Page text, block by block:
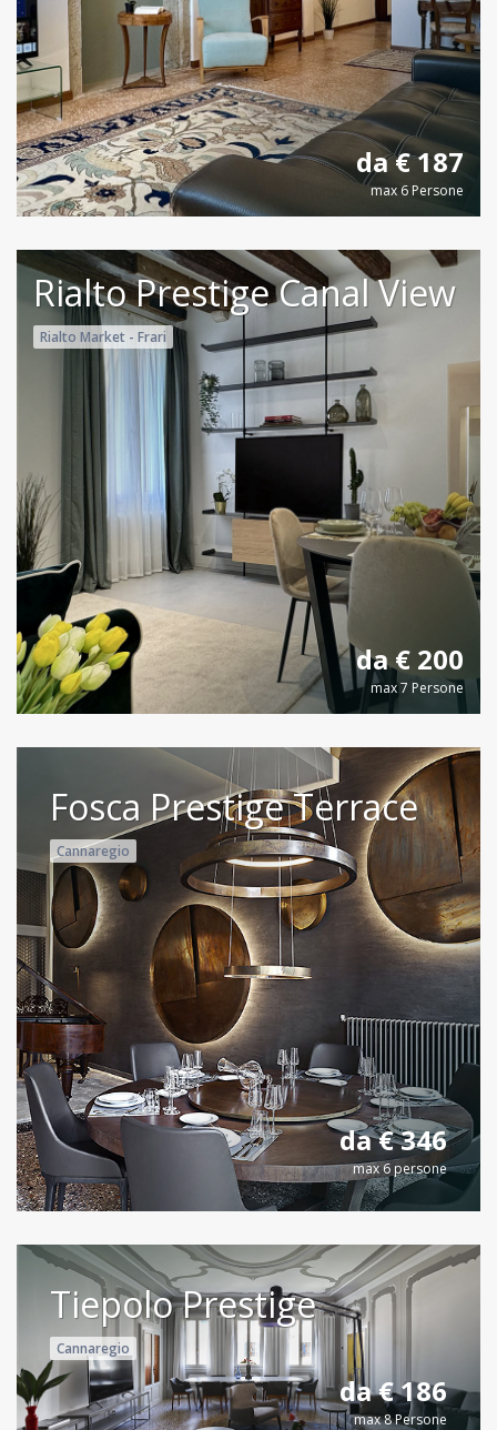
da € 187
max 6 Persone
Rialto Prestige Canal View
Rialto Market - Frari
da € 200
max 7 Persone
Fosca Prestige Terrace
Cannaregio
da € 346
max 6 persone
Tiepolo Prestige
Cannaregio
da € 186
max 8 Persone